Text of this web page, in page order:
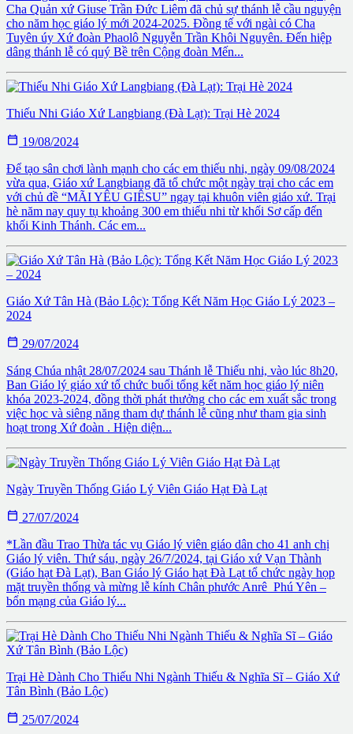
Cha Quản xứ Giuse Trần Đức Liêm đã chủ sự thánh lễ cầu nguyện
cho năm học giáo lý mới 2024-2025. Đồng tế với ngài có Cha
Tuyên úy Xứ đoàn Phaolô Nguyễn Trần Khôi Nguyên. Đến hiệp
dâng thánh lễ có quý Bề trên Cộng đoàn Mến...
Thiếu Nhi Giáo Xứ Langbiang (Đà Lạt): Trại Hè 2024
 19/08/2024
Để tạo sân chơi lành mạnh cho các em thiếu nhi, ngày 09/08/2024
vừa qua, Giáo xứ Langbiang đã tổ chức một ngày trại cho các em
với chủ đề “MÃI YÊU GIÊSU” ngay tại khuôn viên giáo xứ. Trại
hè năm nay quy tụ khoảng 300 em thiếu nhi từ khối Sơ cấp đến
khối Kinh Thánh. Các em...
Giáo Xứ Tân Hà (Bảo Lộc): Tổng Kết Năm Học Giáo Lý 2023 –
2024
 29/07/2024
Sáng Chúa nhật 28/07/2024 sau Thánh lễ Thiếu nhi, vào lúc 8h20,
Ban Giáo lý giáo xứ tổ chức buổi tổng kết năm học giáo lý niên
khóa 2023-2024, đồng thời phát thưởng cho các em xuất sắc trong
việc học và siêng năng tham dự thánh lễ cũng như tham gia sinh
hoạt trong Xứ đoàn . Hiện diện...
Ngày Truyền Thống Giáo Lý Viên Giáo Hạt Đà Lạt
 27/07/2024
*Lần đầu Trao Thừa tác vụ Giáo lý viên giáo dân cho 41 anh chị
Giáo lý viên. Thứ sáu, ngày 26/7/2024, tại Giáo xứ Vạn Thành
(Giáo hạt Đà Lạt), Ban Giáo lý Giáo hạt Đà Lạt tổ chức ngày họp
mặt truyền thống và mừng lễ kính Chân phước Anrê Phú Yên –
bổn mạng của Giáo lý...
Trại Hè Dành Cho Thiếu Nhi Ngành Thiếu & Nghĩa Sĩ – Giáo Xứ
Tân Bình (Bảo Lộc)
 25/07/2024